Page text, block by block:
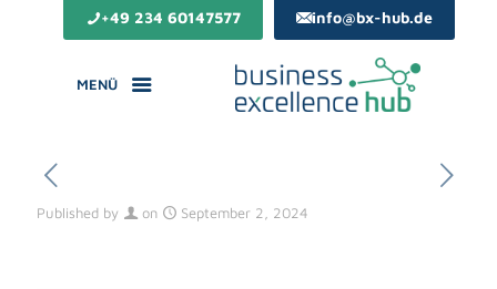
+49 234 60147577 info@bx-hub.de
MENÜ
Published by on September 2, 2024